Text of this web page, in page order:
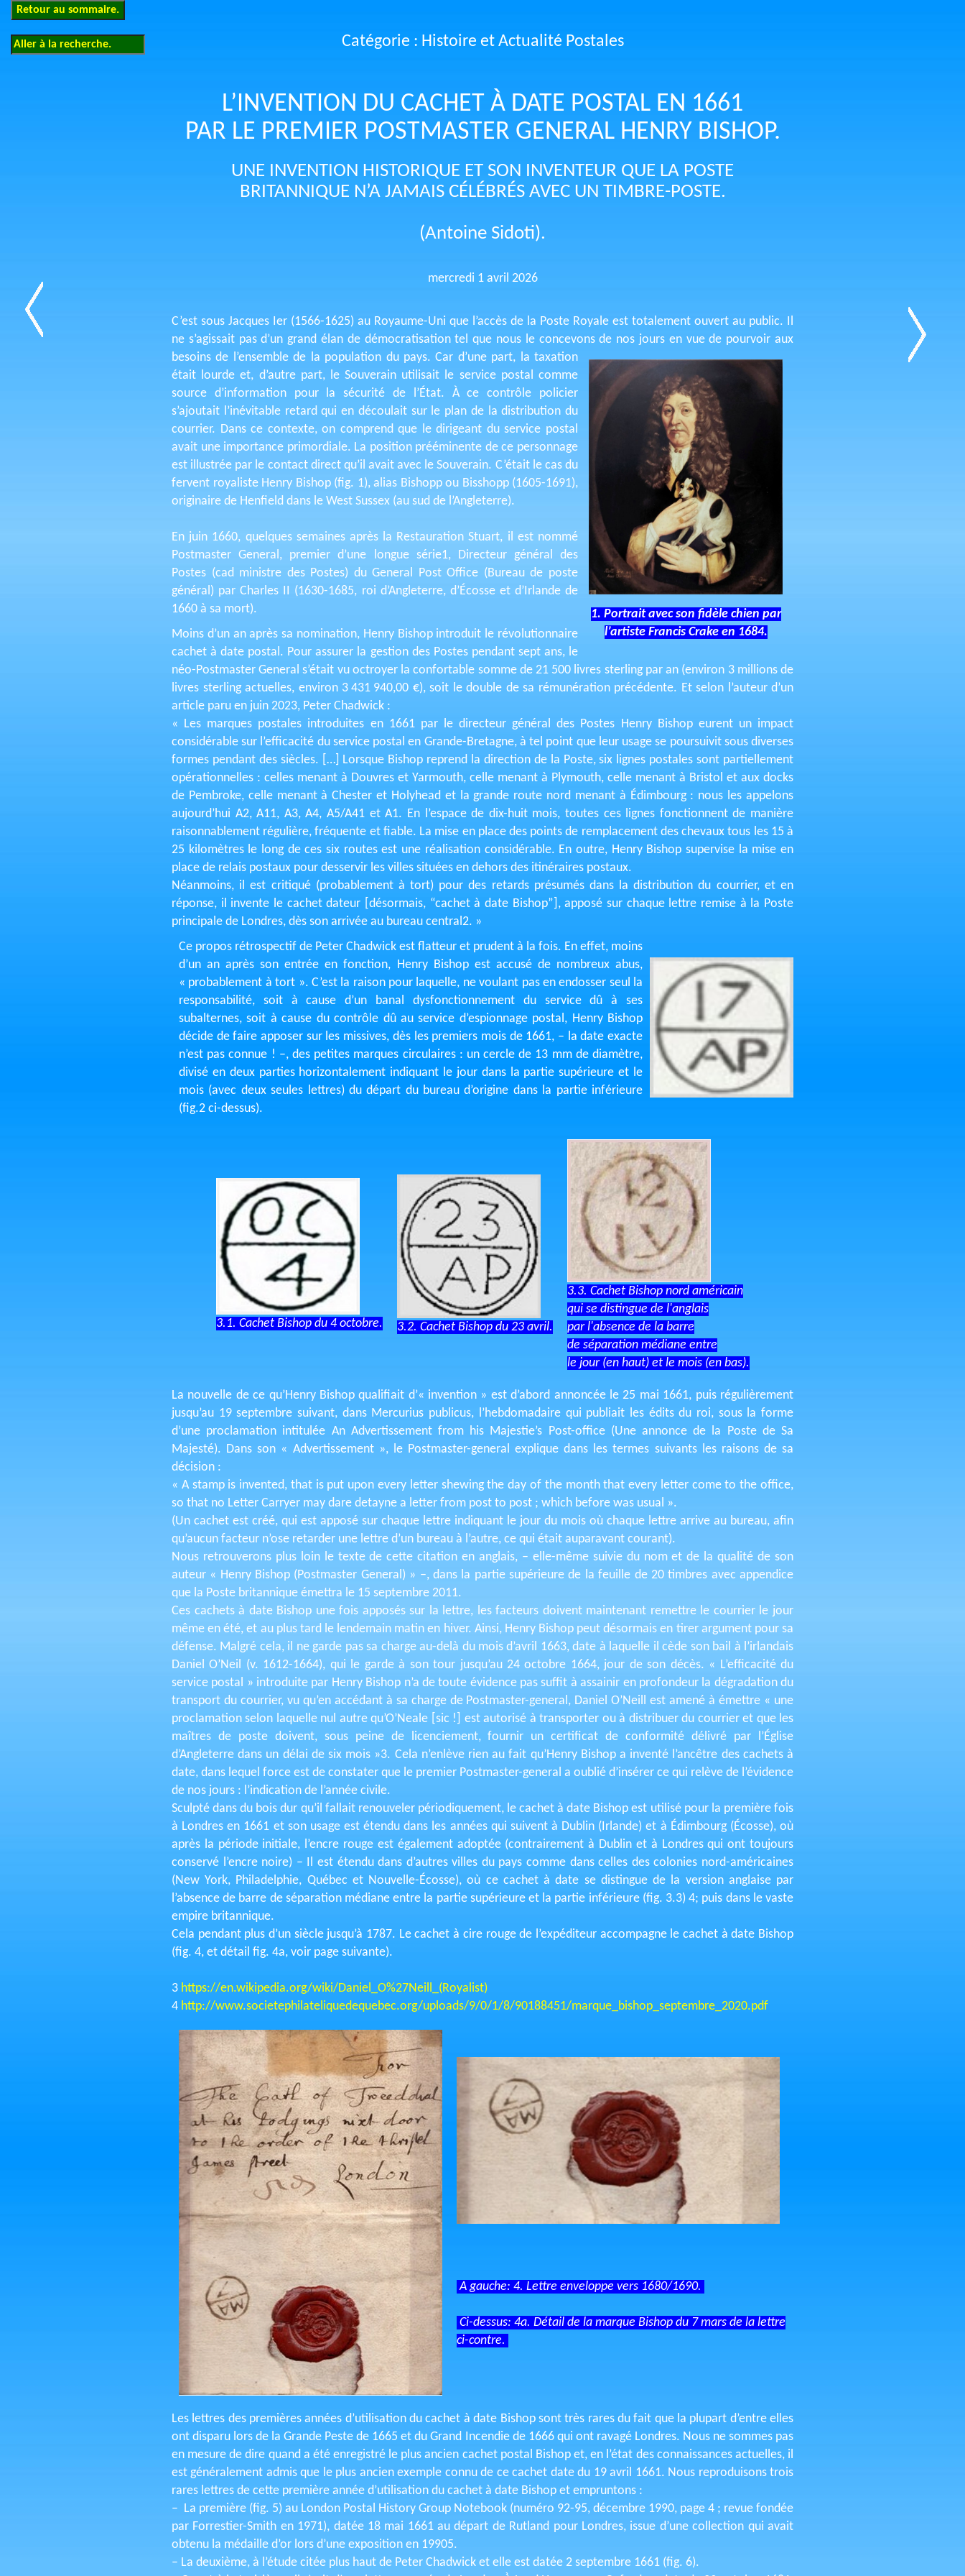
Catégorie : Histoire et Actualité Postales
L’INVENTION DU CACHET À DATE POSTAL EN 1661
PAR LE PREMIER POSTMASTER GENERAL HENRY BISHOP.
UNE INVENTION HISTORIQUE ET SON INVENTEUR QUE LA POSTE
BRITANNIQUE N’A JAMAIS CÉLÉBRÉS AVEC UN TIMBRE-POSTE.
(Antoine Sidoti).
mercredi 1 avril 2026
C’est sous Jacques Ier (1566-1625) au Royaume-Uni que l’accès de la Poste Royale est totalement ouvert au public. Il
ne s’agissait pas d’un grand élan de démocratisation tel que nous le concevons de nos jours en vue de pourvoir aux
besoins de l’ensemble de la population du pays.
1. Portrait avec son fidèle chien par
l’artiste Francis Crake en 1684.
Car d’une part, la taxation
était lourde et, d’autre part, le Souverain utilisait le service postal comme
source d’information pour la sécurité de l’État. À ce contrôle policier
s’ajoutait l’inévitable retard qui en découlait sur le plan de la distribution du
courrier. Dans ce contexte, on comprend que le dirigeant du service postal
avait une importance primordiale. La position prééminente de ce personnage
est illustrée par le contact direct qu’il avait avec le Souverain. C’était le cas du
fervent royaliste Henry Bishop (fig. 1), alias Bishopp ou Bisshopp (1605-1691),
originaire de Henfield dans le West Sussex (au sud de l’Angleterre).
En juin 1660, quelques semaines après la Restauration Stuart, il est nommé
Postmaster General, premier d’une longue série1, Directeur général des
Postes (cad ministre des Postes) du General Post Office (Bureau de poste
général) par Charles II (1630-1685, roi d’Angleterre, d’Écosse et d’Irlande de
1660 à sa mort).
Moins d’un an après sa nomination, Henry Bishop introduit le révolutionnaire
cachet à date postal. Pour assurer la gestion des Postes pendant sept ans, le
néo-Postmaster General s’était vu octroyer la confortable somme de 21 500 livres sterling par an (environ 3 millions de
livres sterling actuelles, environ 3 431 940,00 €), soit le double de sa rémunération précédente. Et selon l’auteur d’un
article paru en juin 2023, Peter Chadwick :
« Les marques postales introduites en 1661 par le directeur général des Postes Henry Bishop eurent un impact
considérable sur l’efficacité du service postal en Grande-Bretagne, à tel point que leur usage se poursuivit sous diverses
formes pendant des siècles. […] Lorsque Bishop reprend la direction de la Poste, six lignes postales sont partiellement
opérationnelles : celles menant à Douvres et Yarmouth, celle menant à Plymouth, celle menant à Bristol et aux docks
de Pembroke, celle menant à Chester et Holyhead et la grande route nord menant à Édimbourg : nous les appelons
aujourd’hui A2, A11, A3, A4, A5/A41 et A1. En l’espace de dix-huit mois, toutes ces lignes fonctionnent de manière
raisonnablement régulière, fréquente et fiable. La mise en place des points de remplacement des chevaux tous les 15 à
25 kilomètres le long de ces six routes est une réalisation considérable. En outre, Henry Bishop supervise la mise en
place de relais postaux pour desservir les villes situées en dehors des itinéraires postaux.
Néanmoins, il est critiqué (probablement à tort) pour des retards présumés dans la distribution du courrier, et en
réponse, il invente le cachet dateur [désormais, “cachet à date Bishop”], apposé sur chaque lettre remise à la Poste
principale de Londres, dès son arrivée au bureau central2. »
Ce propos rétrospectif de Peter Chadwick est flatteur et prudent à la fois. En effet, moins
d’un an après son entrée en fonction, Henry Bishop est accusé de nombreux abus,
« probablement à tort ». C’est la raison pour laquelle, ne voulant pas en endosser seul la
responsabilité, soit à cause d’un banal dysfonctionnement du service dû à ses
subalternes, soit à cause du contrôle dû au service d’espionnage postal, Henry Bishop
décide de faire apposer sur les missives, dès les premiers mois de 1661, – la date exacte
n’est pas connue ! –, des petites marques circulaires : un cercle de 13 mm de diamètre,
divisé en deux parties horizontalement indiquant le jour dans la partie supérieure et le
mois (avec deux seules lettres) du départ du bureau d’origine dans la partie inférieure
(fig.2 ci-dessus).
3.1. Cachet Bishop du 4 octobre. 3.2. Cachet Bishop du 23 avril.
3.3. Cachet Bishop nord américain
qui se distingue de l'anglais
par l'absence de la barre
de séparation médiane entre
le jour (en haut) et le mois (en bas).
La nouvelle de ce qu’Henry Bishop qualifiait d’« invention » est d’abord annoncée le 25 mai 1661, puis régulièrement
jusqu’au 19 septembre suivant, dans Mercurius publicus, l’hebdomadaire qui publiait les édits du roi, sous la forme
d’une proclamation intitulée An Advertissement from his Majestie’s Post-office (Une annonce de la Poste de Sa
Majesté). Dans son « Advertissement », le Postmaster-general explique dans les termes suivants les raisons de sa
décision :
« A stamp is invented, that is put upon every letter shewing the day of the month that every letter come to the office,
so that no Letter Carryer may dare detayne a letter from post to post ; which before was usual ».
(Un cachet est créé, qui est apposé sur chaque lettre indiquant le jour du mois où chaque lettre arrive au bureau, afin
qu’aucun facteur n’ose retarder une lettre d’un bureau à l’autre, ce qui était auparavant courant).
Nous retrouverons plus loin le texte de cette citation en anglais, – elle-même suivie du nom et de la qualité de son
auteur « Henry Bishop (Postmaster General) » –, dans la partie supérieure de la feuille de 20 timbres avec appendice
que la Poste britannique émettra le 15 septembre 2011.
Ces cachets à date Bishop une fois apposés sur la lettre, les facteurs doivent maintenant remettre le courrier le jour
même en été, et au plus tard le lendemain matin en hiver. Ainsi, Henry Bishop peut désormais en tirer argument pour sa
défense. Malgré cela, il ne garde pas sa charge au-delà du mois d’avril 1663, date à laquelle il cède son bail à l’irlandais
Daniel O’Neil (v. 1612-1664), qui le garde à son tour jusqu’au 24 octobre 1664, jour de son décès. « L’efficacité du
service postal » introduite par Henry Bishop n’a de toute évidence pas suffit à assainir en profondeur la dégradation du
transport du courrier, vu qu’en accédant à sa charge de Postmaster-general, Daniel O’Neill est amené à émettre « une
proclamation selon laquelle nul autre qu’O’Neale [sic !] est autorisé à transporter ou à distribuer du courrier et que les
maîtres de poste doivent, sous peine de licenciement, fournir un certificat de conformité délivré par l’Église
d’Angleterre dans un délai de six mois »3. Cela n’enlève rien au fait qu’Henry Bishop a inventé l’ancêtre des cachets à
date, dans lequel force est de constater que le premier Postmaster-general a oublié d’insérer ce qui relève de l’évidence
de nos jours : l’indication de l’année civile.
Sculpté dans du bois dur qu’il fallait renouveler périodiquement, le cachet à date Bishop est utilisé pour la première fois
à Londres en 1661 et son usage est étendu dans les années qui suivent à Dublin (Irlande) et à Édimbourg (Écosse), où
après la période initiale, l’encre rouge est également adoptée (contrairement à Dublin et à Londres qui ont toujours
conservé l’encre noire) – Il est étendu dans d’autres villes du pays comme dans celles des colonies nord-américaines
(New York, Philadelphie, Québec et Nouvelle-Écosse), où ce cachet à date se distingue de la version anglaise par
l’absence de barre de séparation médiane entre la partie supérieure et la partie inférieure (fig. 3.3) 4; puis dans le vaste
empire britannique.
Cela pendant plus d’un siècle jusqu’à 1787. Le cachet à cire rouge de l’expéditeur accompagne le cachet à date Bishop
(fig. 4, et détail fig. 4a, voir page suivante).
3 https://en.wikipedia.org/wiki/Daniel_O%27Neill_(Royalist)
4 http://www.societephilateliquedequebec.org/uploads/9/0/1/8/90188451/marque_bishop_septembre_2020.pdf
A gauche: 4. Lettre enveloppe vers 1680/1690.
Ci-dessus: 4a. Détail de la marque Bishop du 7 mars de la lettre
ci-contre.
Les lettres des premières années d’utilisation du cachet à date Bishop sont très rares du fait que la plupart d’entre elles
ont disparu lors de la Grande Peste de 1665 et du Grand Incendie de 1666 qui ont ravagé Londres. Nous ne sommes pas
en mesure de dire quand a été enregistré le plus ancien cachet postal Bishop et, en l’état des connaissances actuelles, il
est généralement admis que le plus ancien exemple connu de ce cachet date du 19 avril 1661. Nous reproduisons trois
rares lettres de cette première année d’utilisation du cachet à date Bishop et empruntons :
– La première (fig. 5) au London Postal History Group Notebook (numéro 92-95, décembre 1990, page 4 ; revue fondée
par Forrestier-Smith en 1971), datée 18 mai 1661 au départ de Rutland pour Londres, issue d’une collection qui avait
obtenu la médaille d’or lors d’une exposition en 19905.
– La deuxième, à l’étude citée plus haut de Peter Chadwick et elle est datée 2 septembre 1661 (fig. 6).